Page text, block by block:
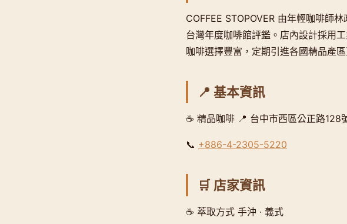
COFFEE STOPOVER 由年輕咖啡師
台灣年度咖啡館評鑑。店內設計採用
咖啡選擇豐富，定期引進各國精品產
📍 基本資訊
☕ 精品咖啡 📍 台中市西區公正路128
📞 +886-4-2305-5220
🛒 店家資訊
☕ 萃取方式 手沖 · 義式